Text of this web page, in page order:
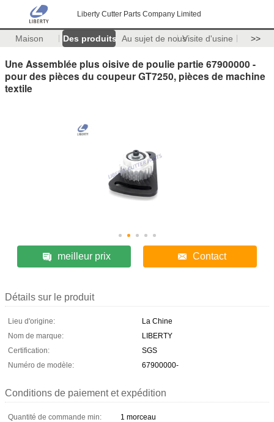
Liberty Cutter Parts Company Limited
Maison Des produits Au sujet de nousVisite d'usine >>
Une Assemblée plus oisive de poulie partie 67900000 -
pour des pièces du coupeur GT7250, pièces de machine
textile
meilleur prix Contact
Détails sur le produit
Lieu d'origine:
La Chine
Nom de marque:
LIBERTY
Certification:
SGS
Numéro de modèle:
67900000-
Conditions de paiement et expédition
Quantité de commande min:
1 morceau